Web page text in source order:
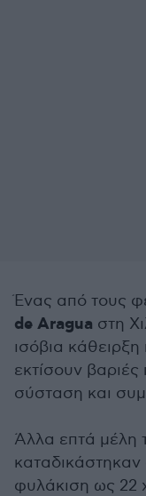
Ένας από τους
de Aragua στη
ισόβια κάθειρξη
εκτίσουν
σύσταση και
Άλλα επτά μέλη
καταδικάστηκαν
φυλάκιση ως 22